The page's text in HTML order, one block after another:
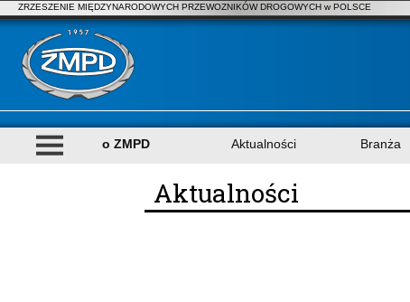
ZRZESZENIE MIĘDZYNARODOWYCH PRZEWOZNIKÓW DROGOWYCH w POLSCE
o ZMPD Aktualności Branża
Aktualności